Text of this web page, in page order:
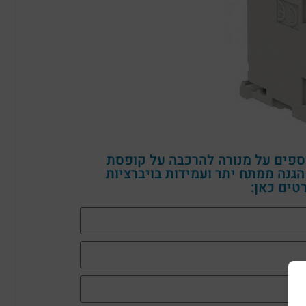
על מנורה להרכבה על קופסת
ממתח יתר ועמידות בויברציות
כאן: